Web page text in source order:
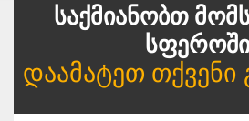
Საქმიანობთ
Დაამატეთ Თქვენი